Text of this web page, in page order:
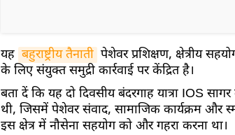
यह बहुराष्ट्रीय तैनाती पेशेवर प्रशिक्षण, क्षेत्रीय
के लिए संयुक्त समुद्री कार्रवाई पर केंद्रित है।
बता दें कि यह दो दिवसीय बंदरगाह यात्रा IOS
थी, जिसमें पेशेवर संवाद, सामाजिक कार्यक्रम और
इस क्षेत्र में नौसेना सहयोग को और गहरा करना था।